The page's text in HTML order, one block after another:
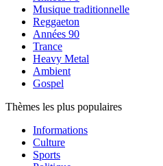
Musique traditionnelle
Reggaeton
Années 90
Trance
Heavy Metal
Ambient
Gospel
Thèmes les plus populaires
Informations
Culture
Sports